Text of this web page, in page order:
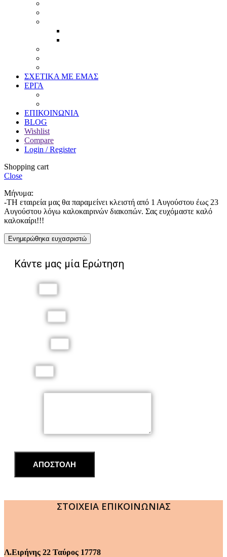
ΣΧΕΤΙΚΑ ΜΕ ΕΜΑΣ
ΕΡΓΑ
ΕΠΙΚΟΙΝΩΝΙΑ
BLOG
Wishlist
Compare
Login / Register
Shopping cart
Close
Μήνυμα:
-ΤΗ εταιρεία μας θα παραμείνει κλειστή από 1 Αυγούστου έως 23
Αυγούστου λόγω καλοκαιρινών διακοπών. Σας ευχόμαστε καλό
καλοκαίρι!!!
Ενημερώθηκα ευχασριστώ
Κάντε μας μία Ερώτηση
Μήνυμα
ΑΠΟΣΤΟΛΗ
ΣΤΟΙΧΕΙΑ ΕΠΙΚΟΙΝΩΝΙΑΣ
Λ.Ειρήνης 22 Ταύρος 17778